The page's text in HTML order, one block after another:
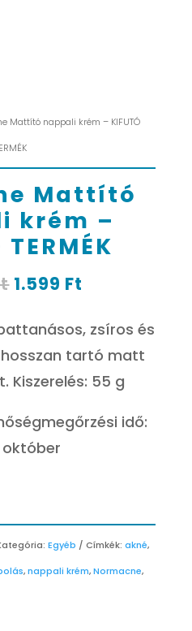
Mattító nappali krém – KIFUTÓ
Mattító
krém –
Original
was:
3.829 Ft.
1.599 Ft
1.599 Ft.
zsíros és
tartó matt
Kiszerelés: 55 g
idő:
október
Egyéb Címkék: akné,
,nappali krém,Normacne,